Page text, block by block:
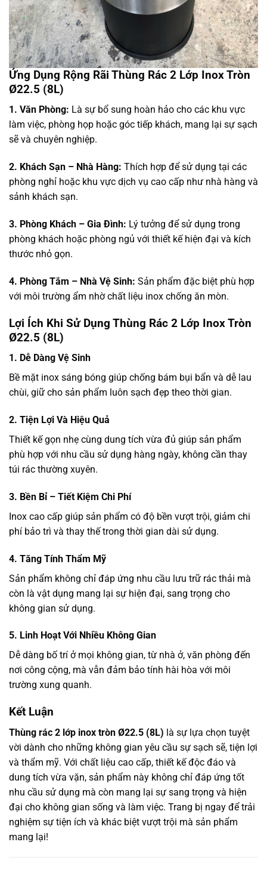
Ứng Dụng Rộng Rãi Thùng Rác 2 Lớp Inox Tròn
Ø22.5 (8L)
1. Văn Phòng: Là sự bổ sung hoàn hảo cho các khu vực
làm việc, phòng họp hoặc góc tiếp khách, mang lại sự sạch
sẽ và chuyên nghiệp.
2. Khách Sạn – Nhà Hàng: Thích hợp để sử dụng tại các
phòng nghỉ hoặc khu vực dịch vụ cao cấp như nhà hàng và
sảnh khách sạn.
3. Phòng Khách – Gia Đình: Lý tưởng để sử dụng trong
phòng khách hoặc phòng ngủ với thiết kế hiện đại và kích
thước nhỏ gọn.
4. Phòng Tắm – Nhà Vệ Sinh: Sản phẩm đặc biệt phù hợp
với môi trường ẩm nhờ chất liệu inox chống ăn mòn.
Lợi Ích Khi Sử Dụng Thùng Rác 2 Lớp Inox Tròn
Ø22.5 (8L)
1. Dễ Dàng Vệ Sinh
Bề mặt inox sáng bóng giúp chống bám bụi bẩn và dễ lau
chùi, giữ cho sản phẩm luôn sạch đẹp theo thời gian.
2. Tiện Lợi Và Hiệu Quả
Thiết kế gọn nhẹ cùng dung tích vừa đủ giúp sản phẩm
phù hợp với nhu cầu sử dụng hàng ngày, không cần thay
túi rác thường xuyên.
3. Bền Bỉ – Tiết Kiệm Chi Phí
Inox cao cấp giúp sản phẩm có độ bền vượt trội, giảm chi
phí bảo trì và thay thế trong thời gian dài sử dụng.
4. Tăng Tính Thẩm Mỹ
Sản phẩm không chỉ đáp ứng nhu cầu lưu trữ rác thải mà
còn là vật dụng mang lại sự hiện đại, sang trọng cho
không gian sử dụng.
5. Linh Hoạt Với Nhiều Không Gian
Dễ dàng bố trí ở mọi không gian, từ nhà ở, văn phòng đến
nơi công cộng, mà vẫn đảm bảo tính hài hòa với môi
trường xung quanh.
Kết Luận
Thùng rác 2 lớp inox tròn Ø22.5 (8L) là sự lựa chọn tuyệt
vời dành cho những không gian yêu cầu sự sạch sẽ, tiện lợi
và thẩm mỹ. Với chất liệu cao cấp, thiết kế độc đáo và
dung tích vừa vặn, sản phẩm này không chỉ đáp ứng tốt
nhu cầu sử dụng mà còn mang lại sự sang trọng và hiện
đại cho không gian sống và làm việc. Trang bị ngay để trải
nghiệm sự tiện ích và khác biệt vượt trội mà sản phẩm
mang lại!